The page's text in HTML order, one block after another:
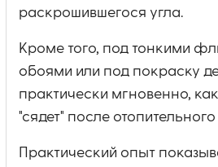
раскрошившегося угла.
Кроме того, под тонкими
обоями или под покраску
практически мгновенно,
"сядет" после
Практический опыт